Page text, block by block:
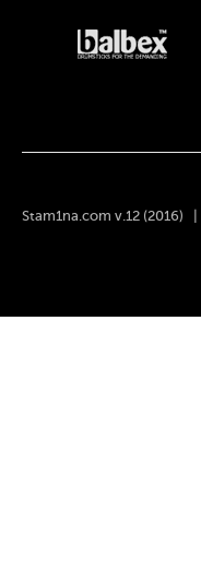
Stam1na.com v.12 (2016) |